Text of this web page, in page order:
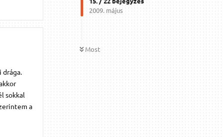
2009. május
Most
drága.
sokkal
a